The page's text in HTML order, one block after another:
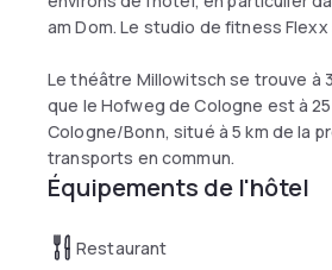
am Dom. Le studio de fitness
Le théâtre Millowitsch se trouve à
que le Hofweg de Cologne est à
Cologne/Bonn, situé à 5 km de la
transports en commun.
Équipements de l'hôtel
Restaurant